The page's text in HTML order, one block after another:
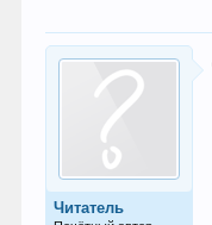
Читатель